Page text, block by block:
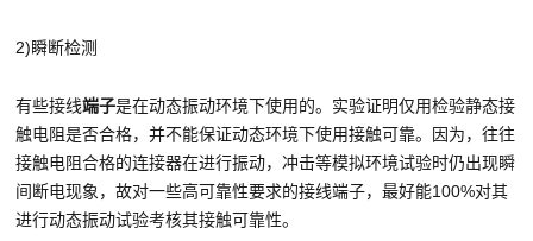
2)瞬断检测
有些接线端子是在动态振动环境下使用的。实验证明仅用检验静态接
触电阻是否合格，并不能保证动态环境下使用接触可靠。因为，往往
接触电阻合格的连接器在进行振动，冲击等模拟环境试验时仍出现瞬
间断电现象，故对一些高可靠性要求的接线端子，最好能100%对其
进行动态振动试验考核其接触可靠性。